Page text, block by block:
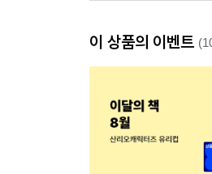
이 상품의 이벤트